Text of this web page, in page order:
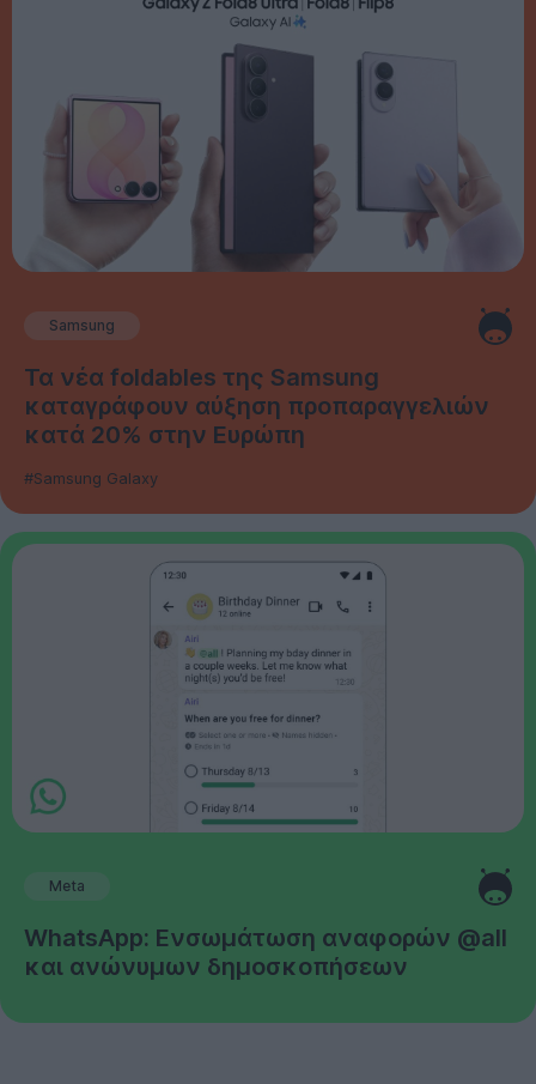
Samsung
Τα νέα foldables της Samsung
καταγράφουν αύξηση προπαραγγελιών
κατά 20% στην Ευρώπη
#Samsung Galaxy
Meta
WhatsApp: Ενσωμάτωση αναφορών @all
και ανώνυμων δημοσκοπήσεων